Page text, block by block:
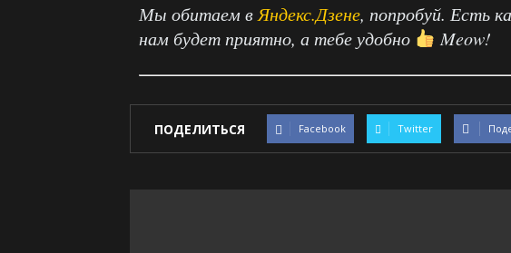
Мы обитаем в Яндекс.Дзене, попробуй. Есть
нам будет приятно, а тебе удобно
Meow!
ПОДЕЛИТЬСЯ Facebook Twitter